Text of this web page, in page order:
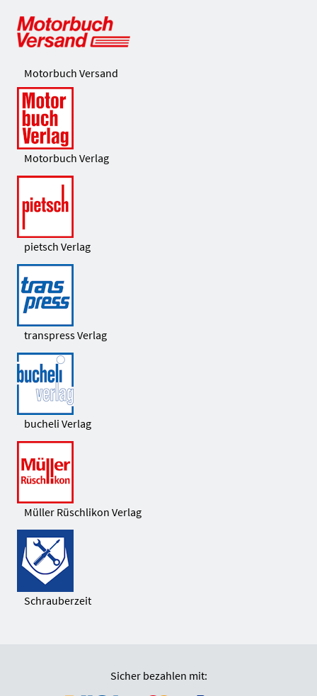
Motorbuch Versand
Motorbuch Verlag
pietsch Verlag
transpress Verlag
bucheli Verlag
Müller Rüschlikon Verlag
Schrauberzeit
Sicher bezahlen mit: